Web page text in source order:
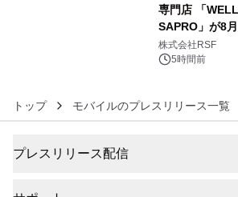
専門店 「
SAPRO」が8
株式会社RSF
5時間前
トップ モバイルのプレスリリース一覧
プレスリリース配信